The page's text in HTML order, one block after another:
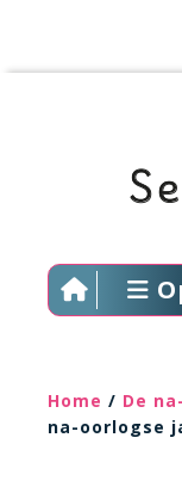
Home / De
na-oorlogse